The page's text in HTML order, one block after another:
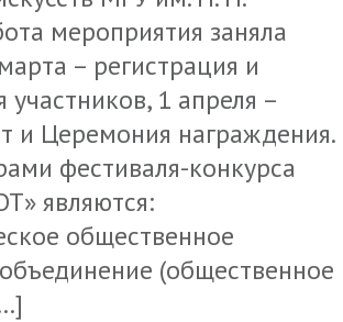
мероприятия заняла
– регистрация и
участников, 1 апреля –
и Церемония награждения.
фестиваля-конкурса
являются:
общественное
(общественное